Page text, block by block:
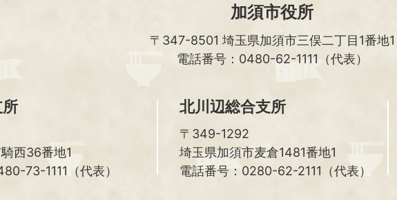
加須市役所
〒347-8501 埼玉県加須市三俣二丁目1番地1
電話番号：0480-62-1111（代表）
西36番地1
73-1111（代表）
北川辺総合支所
〒349-1292
埼玉県加須市麦倉1481番地1
電話番号：0280-62-2111（代表）